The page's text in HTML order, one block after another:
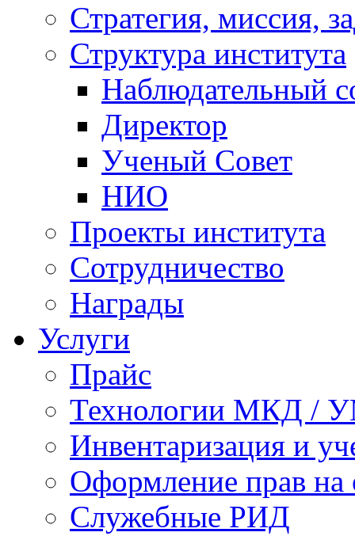
Стратегия, миссия,
Структура института
Наблюдательный
Директор
Ученый Совет
НИО
Проекты института
Сотрудничество
Награды
Услуги
Прайс
Технологии МКД /
Инвентаризация и
Оформление прав
Служебные РИД